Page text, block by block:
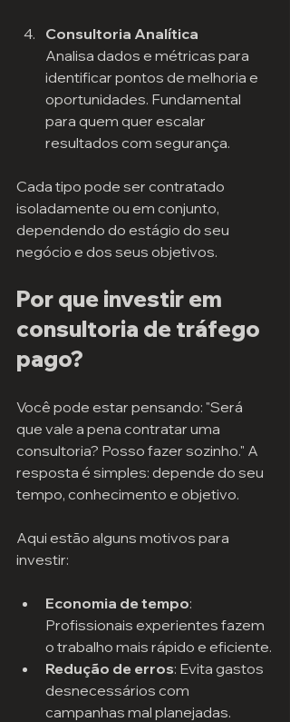
Consultoria Analítica
Analisa dados e métricas para
identificar pontos de melhoria e
oportunidades. Fundamental
para quem quer escalar
resultados com segurança.
Cada tipo pode ser contratado
isoladamente ou em conjunto,
dependendo do estágio do seu
negócio e dos seus objetivos.
Por que investir em
consultoria de tráfego
pago?
Você pode estar pensando: "Será
que vale a pena contratar uma
consultoria? Posso fazer sozinho." A
resposta é simples: depende do seu
tempo, conhecimento e objetivo.
Aqui estão alguns motivos para
investir:
Economia de tempo:
Profissionais experientes fazem
o trabalho mais rápido e eficiente.
Redução de erros: Evita gastos
desnecessários com
campanhas mal planejadas.